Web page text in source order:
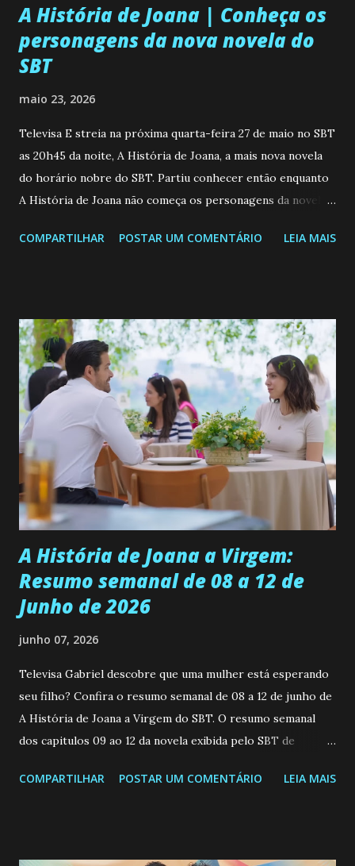
A História de Joana | Conheça os
personagens da nova novela do
SBT
maio 23, 2026
Televisa E streia na próxima quarta-feira 27 de maio no SBT
as 20h45 da noite, A História de Joana, a mais nova novela
do horário nobre do SBT. Partiu conhecer então enquanto
A História de Joana não começa os personagens da novela?
de 25/05/26 a 31/05/26 JOANA GUADALUPE (Camila
permanecer virgem até encontrar o homem que realmente
ama, o que não é fácil, já que dedica todas as suas energias a
se aprimorar, trabalhando, estudando e se orgulhando de
ser a primeira mulher da família a ingressar na
universidade. Ela tem uma personalidade muito alegre, é
muito madura para a idade, determinada, criativa e
empática. Detesta injustiças e é uma ótima amiga. Pode ser
teimosa e muito persistente quando decide fazer algo.
Durante um exame ginecológico, ela é inseminada por eng...
COMPARTILHAR POSTAR UM COMENTÁRIO LEIA MAIS
A História de Joana a Virgem:
Resumo semanal de 08 a 12 de
Junho de 2026
junho 07, 2026
Televisa Gabriel descobre que uma mulher está esperando
seu filho? Confira o resumo semanal de 08 a 12 de junho de
A História de Joana a Virgem do SBT. O resumo semanal
dos capitulos 09 ao 12 da novela exibida pelo SBT de
a Programação Semanal do SBT de 08/06/26 a 14/06/26
COMPARTILHAR POSTAR UM COMENTÁRIO LEIA MAIS